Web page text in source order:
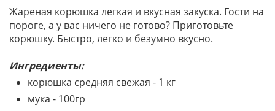
Жареная корюшка легкая и вкусная закуска. Гости на
пороге, а у вас ничего не готово? Приготовьте
корюшку. Быстро, легко и безумно вкусно.
Ингредиенты:
корюшка средняя свежая - 1 кг
мука - 100гр